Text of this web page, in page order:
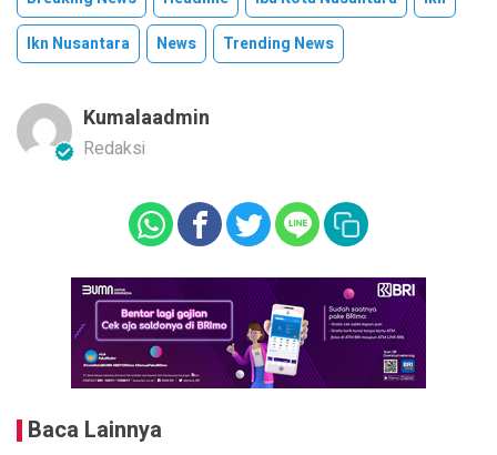
Ikn Nusantara
News Trending News
Kumalaadmin
Redaksi
Baca Lainnya